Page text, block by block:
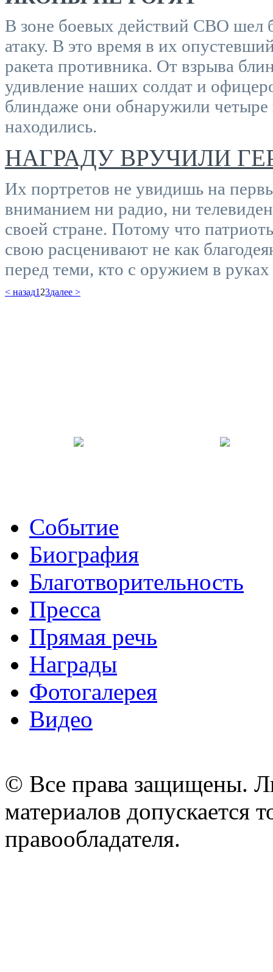
В зоне боевых действий СВО шел
атаку. В это время в их
ракета противника. От взрыва
удивление наших солдат и
блиндаже они обнаружили
находились.
НАГРАДУ ВРУЧИЛИ
Их портретов не увидишь на
вниманием ни радио, ни
своей стране. Потому что
свою расценивают не как
перед теми, кто с оружием в
< назад1 23далее >
Событие
Биография
Благотворительность
Пресса
Прямая речь
Награды
Фотогалерея
Видео
© Все права защищены.
материалов допускается
правообладателя.